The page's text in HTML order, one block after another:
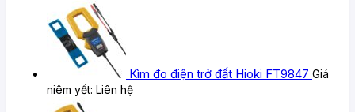
Kìm đo điện trở đất Hioki FT9847 Giá
niêm yết: Liên hệ